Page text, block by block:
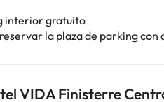
interior gratuito
la plaza de parking
VIDA Finisterre